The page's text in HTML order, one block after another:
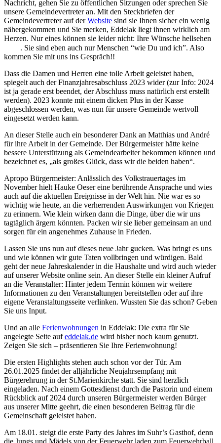
Nachricht, gehen Sie zu öffentlichen Sitzungen oder sprechen Sie
unsere Gemeindevertreter an. Mit den Steckbriefen der
Gemeindevertreter auf derWebsite sind sie Ihnen sicher ein wenig
nähergekommen und Sie merken, Eddelak liegt ihnen wirklich am
Herzen. Nur eines können sie leider nicht: Ihre Wünsche hellsehen
. Sie sind eben auch nur Menschen “wie Du und ich”. Also
kommen Sie mit uns ins Gespräch!!
Dass die Damen und Herren eine tolle Arbeit geleistet haben,
spiegelt auch der Finanzjahresabschluss 2023 wider (zur Info: 2024
ist ja gerade erst beendet, der Abschluss muss natürlich erst erstellt
werden). 2023 konnte mit einem dicken Plus in der Kasse
abgeschlossen werden, was nun für unsere Gemeinde wertvoll
eingesetzt werden kann.
An dieser Stelle auch ein besonderer Dank an Matthias und André
für ihre Arbeit in der Gemeinde. Der Bürgermeister hätte keine
bessere Unterstützung als Gemeindearbeiter bekommen können und
bezeichnet es, „als großes Glück, dass wir die beiden haben“.
Apropo Bürgermeister: Anlässlich des Volkstrauertages im
November hielt Hauke Oeser eine berührende Ansprache und wies
auch auf die aktuellen Ereignisse in der Welt hin. Nie war es so
wichtig wie heute, an die verherrenden Auswirkungen von Kriegen
zu erinnern. Wie klein wirken dann die Dinge, über die wir uns
tagtäglich ärgern könnten. Packen wir sie lieber gemeinsam an und
sorgen für ein angenehmes Zuhause in Frieden.
Lassen Sie uns nun auf dieses neue Jahr gucken. Was bringt es uns
und wie können wir gute Taten vollbringen und würdigen. Bald
geht der neue Jahreskalender in die Haushalte und wird auch wieder
auf unserer Website online sein. An dieser Stelle ein kleiner Aufruf
an die Veranstalter: Hinter jedem Termin können wir weitere
Informationen zu den Veranstaltungen bereitstellen oder auf ihre
eigene Veranstaltungsseite verlinken. Wussten Sie das schon? Geben
Sie uns Input.
Und an alle Ferienwohnungen in Eddelak: Die extra für Sie
angelegte Seite aufeddelak.de wird bisher noch kaum genutzt.
Zeigen Sie sich – präsentieren Sie Ihre Ferienwohnung!
Die ersten Highlights stehen auch schon vor der Tür. Am
26.01.2025 findet der alljährliche Neujahrsempfang mit
Bürgerehrung in der St.Marienkirche statt. Sie sind herzlich
eingeladen. Nach einem Gottesdienst durch die Pastorin und einem
Rückblick auf 2024 durch unseren Bürgermeister werden Bürger
aus unserer Mitte geehrt, die einen besonderen Beitrag für die
Gemeinschaft geleistet haben.
Am 18.01. steigt die erste Party des Jahres im Suhr’s Gasthof, denn
die Jungs und Mädels von der Feuerwehr laden zum Feuerwehrball